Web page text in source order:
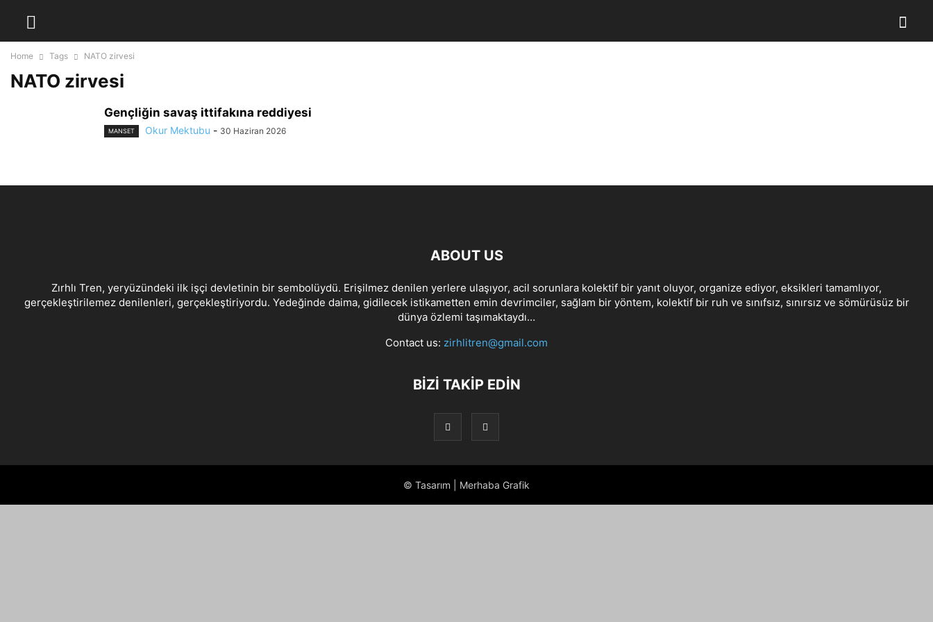
Home Tags NATO zirvesi
NATO zirvesi
Gençliğin savaş ittifakına reddiyesi
MANSET Okur Mektubu - 30 Haziran 2026
ABOUT US
Zırhlı Tren, yeryüzündeki ilk işçi devletinin bir sembolüydü. Erişilmez denilen yerlere ulaşıyor, acil sorunlara kolektif bir yanıt oluyor, organize ediyor, eksikleri tamamlıyor,
gerçekleştirilemez denilenleri, gerçekleştiriyordu. Yedeğinde daima, gidilecek istikametten emin devrimciler, sağlam bir yöntem, kolektif bir ruh ve sınıfsız, sınırsız ve sömürüsüz bir
dünya özlemi taşımaktaydı…
Contact us: zirhlitren@gmail.com
BİZİ TAKİP EDİN
© Tasarım | Merhaba Grafik